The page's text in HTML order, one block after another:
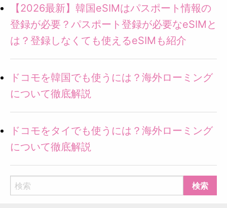
【2026最新】韓国eSIMはパスポート情報の
登録が必要？パスポート登録が必要なeSIMと
は？登録しなくても使えるeSIMも紹介
ドコモを韓国でも使うには？海外ローミング
について徹底解説
ドコモをタイでも使うには？海外ローミング
について徹底解説